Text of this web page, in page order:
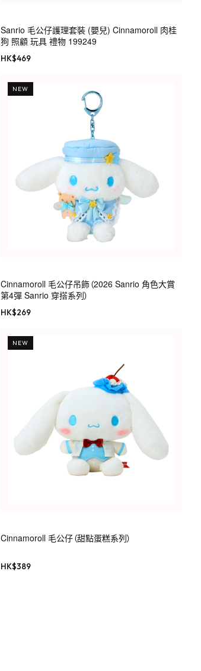
Sanrio 毛公仔護理套裝 (嬰兒) Cinnamoroll 肉桂
狗 照顧 玩具 禮物 199249
HK$469
NEW
Cinnamoroll 毛公仔吊飾（2026 Sanrio 角色大賞
第4彈 Sanrio 穿搭系列）
HK$269
NEW
Cinnamoroll 毛公仔（甜點蛋糕系列）
HK$389